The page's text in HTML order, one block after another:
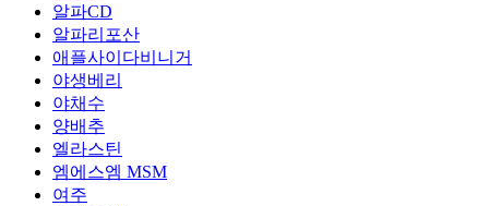
알파CD
알파리포산
애플사이다비니거
야생베리
야채수
양배추
엘라스틴
엠에스엠 MSM
여주